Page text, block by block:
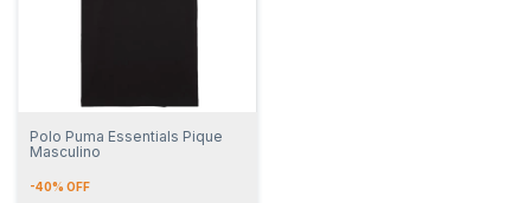
Polo Puma Essentials Pique
Masculino
-40% OFF